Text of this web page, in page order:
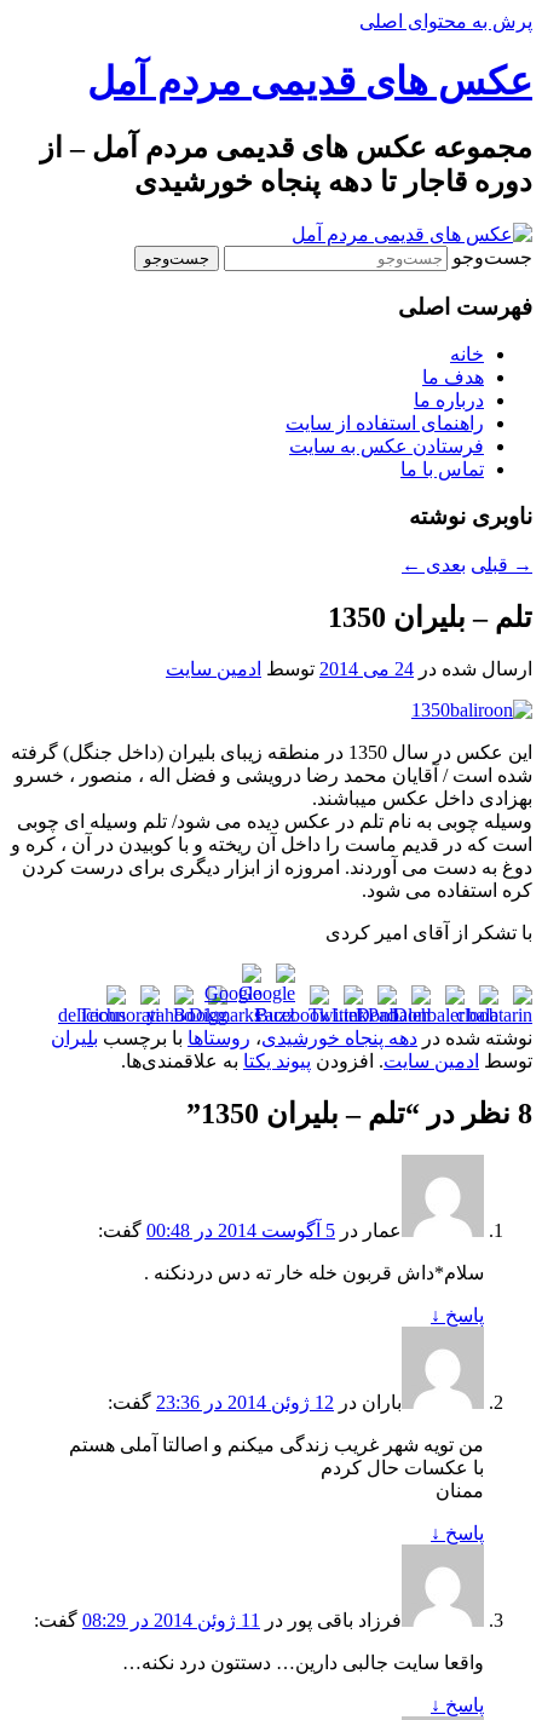
پرش به محتوای اصلی
عکس های قدیمی مردم آمل
مجموعه عکس های قدیمی مردم آمل – از
دوره قاجار تا دهه پنجاه خورشیدی
جست‌وجو
فهرست اصلی
خانه
هدف ما
درباره ما
راهنمای استفاده از سایت
فرستادن عکس به سایت
تماس با ما
ناوبری نوشته
→ قبلی بعدی ←
تلم – بلیران 1350
ارسال شده در 24 می 2014 توسط ادمین سایت
این عکس در سال 1350 در منطقه زیبای بلیران (داخل جنگل) گرفته
شده است / آقایان محمد رضا درویشی و فضل اله ، منصور ، خسرو
بهزادی داخل عکس میباشند.
وسیله چوبی به نام تلم در عکس دیده می شود/ تلم وسیله ای چوبی
است که در قدیم ماست را داخل آن ریخته و با کوبیدن در آن ، کره و
دوغ به دست می آوردند. امروزه از ابزار دیگری برای درست کردن
کره استفاده می شود.
با تشکر از آقای امیر کردی
نوشته شده در دهه پنجاه خورشیدی، روستاها با برچسب بلیران
توسط ادمین سایت. افزودن پیوند یکتا به علاقمندی‌ها.
8 نظر در “ تلم – بلیران 1350 ”
عمار در 5 آگوست 2014 در 00:48 گفت:
سلام*داش قربون خله خار ته دس دردنکنه .
پاسخ ↓
باران در 12 ژوئن 2014 در 23:36 گفت:
من تویه شهر غریب زندگی میکنم و اصالتا آملی هستم
با عکسات حال کردم
ممنان
پاسخ ↓
فرزاد باقی پور در 11 ژوئن 2014 در 08:29 گفت:
واقعا سایت جالبی دارین… دستتون درد نکنه…
پاسخ ↓